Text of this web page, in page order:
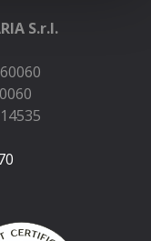
S.r.l.